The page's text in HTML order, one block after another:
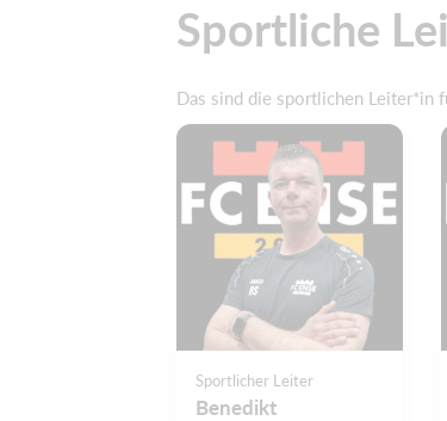
Sportliche
Das sind die sportlichen Leiter*in
Sportlicher Leiter
Benedikt